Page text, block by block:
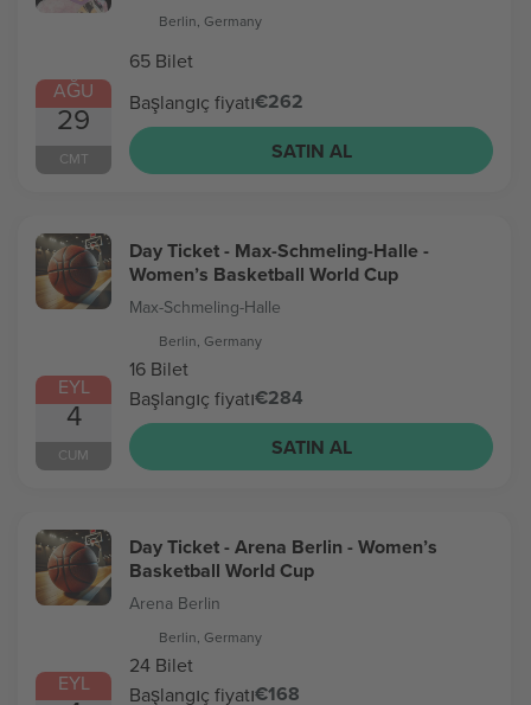
AĞU
29
CMT
Berlin, Germany
65 Bilet
Başlangıç fiyatı€262
SATIN AL
EYL
4
CUM
Day Ticket - Max-Schmeling-Halle -
Women’s Basketball World Cup
Max-Schmeling-Halle
Berlin, Germany
16 Bilet
Başlangıç fiyatı€284
SATIN AL
EYL
Day Ticket - Arena Berlin - Women’s
Basketball World Cup
Arena Berlin
Berlin, Germany
24 Bilet
Başlangıç fiyatı€168